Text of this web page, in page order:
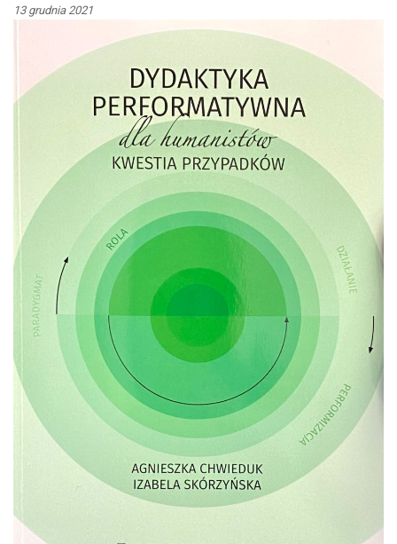
13 grudnia 2021